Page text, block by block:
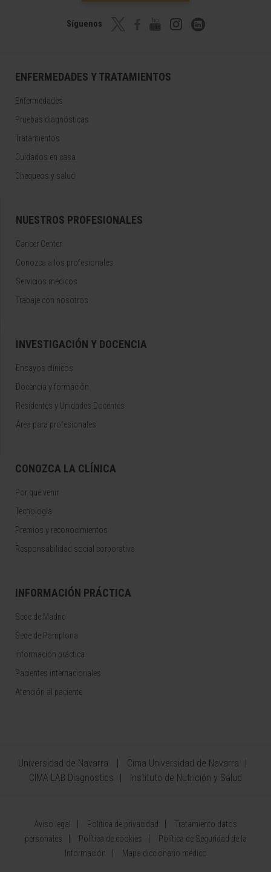
Síguenos
ENFERMEDADES Y TRATAMIENTOS
Enfermedades
Pruebas diagnósticas
Tratamientos
Cuidados en casa
Chequeos y salud
NUESTROS PROFESIONALES
Cancer Center
Conozca a los profesionales
Servicios médicos
Trabaje con nosotros
INVESTIGACIÓN Y DOCENCIA
Ensayos clínicos
Docencia y formación
Residentes y Unidades Docentes
Área para profesionales
CONOZCA LA CLÍNICA
Por qué venir
Tecnología
Premios y reconocimientos
Responsabilidad social corporativa
INFORMACIÓN PRÁCTICA
Sede de Madrid
Sede de Pamplona
Información práctica
Pacientes internacionales
Atención al paciente
Universidad de Navarra
Cima Universidad de Navarra
CIMA LAB Diagnostics
Instituto de Nutrición y Salud
Aviso legal Política de privacidad
Tratamiento datos
personales
Política de cookies
Política de Seguridad de la
Información
Mapa diccionario médico